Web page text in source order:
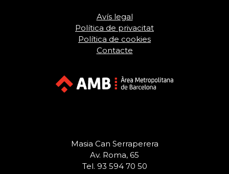
Avís legal
Política de privacitat
Política de cookies
Contacte
Masia Can Serraperera
Av. Roma, 65
Tel. 93 594 70 50